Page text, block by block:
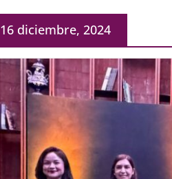
16 diciembre, 2024